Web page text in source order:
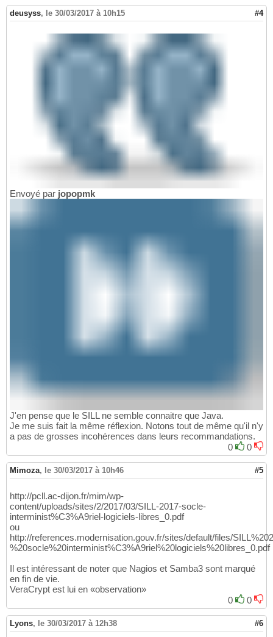
deusyss, le 30/03/2017 à 10h15 #4
Envoyé par jopopmk
J'en pense que le SILL ne semble connaitre que Java.
Je me suis fait la même réflexion. Notons tout de même qu'il n'y
a pas de grosses incohérences dans leurs recommandations.
0
0
Mimoza, le 30/03/2017 à 10h46 #5
http://pcll.ac-dijon.fr/mim/wp-
content/uploads/sites/2/2017/03/SILL-2017-socle-
interminist%C3%A9riel-logiciels-libres_0.pdf
ou
http://references.modernisation.gouv.fr/sites/default/files/
%20socle%20interminist%C3%A9riel%20logiciels%20libres_0.pdf
Il est intéressant de noter que Nagios et Samba3 sont marqué
en fin de vie.
VeraCrypt est lui en «observation»
0
0
Lyons, le 30/03/2017 à 12h38 #6